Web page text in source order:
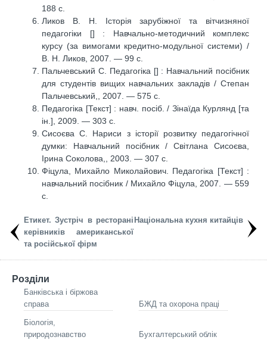
188 с.
Ликов В. Н. Історія зарубіжної та вітчизняної
педагогіки [] : Навчально-методичний комплекс
курсу (за вимогами кредитно-модульної системи) /
В. Н. Ликов, 2007. — 99 с.
Пальчевський С. Педагогіка [] : Навчальний посібник
для студентів вищих навчальних закладів / Степан
Пальчевський,, 2007. — 575 с.
Педагогіка [Текст] : навч. посіб. / Зінаїда Курлянд [та
ін.], 2009. — 303 с.
Сисоєва С. Нариси з історії розвитку педагогічної
думки: Навчальний посібник / Світлана Сисоєва,
Ірина Соколова,, 2003. — 307 с.
Фіцула, Михайло Миколайович. Педагогіка [Текст] :
навчальний посібник / Михайло Фіцула, 2007. — 559
с.
Етикет. Зустріч в ресторані
керівників американської
та російської фірм
Національна кухня китайців
Розділи
Банківська і біржова
справа
БЖД та охорона праці
Біологія,
природознавство
Бухгалтерський облік